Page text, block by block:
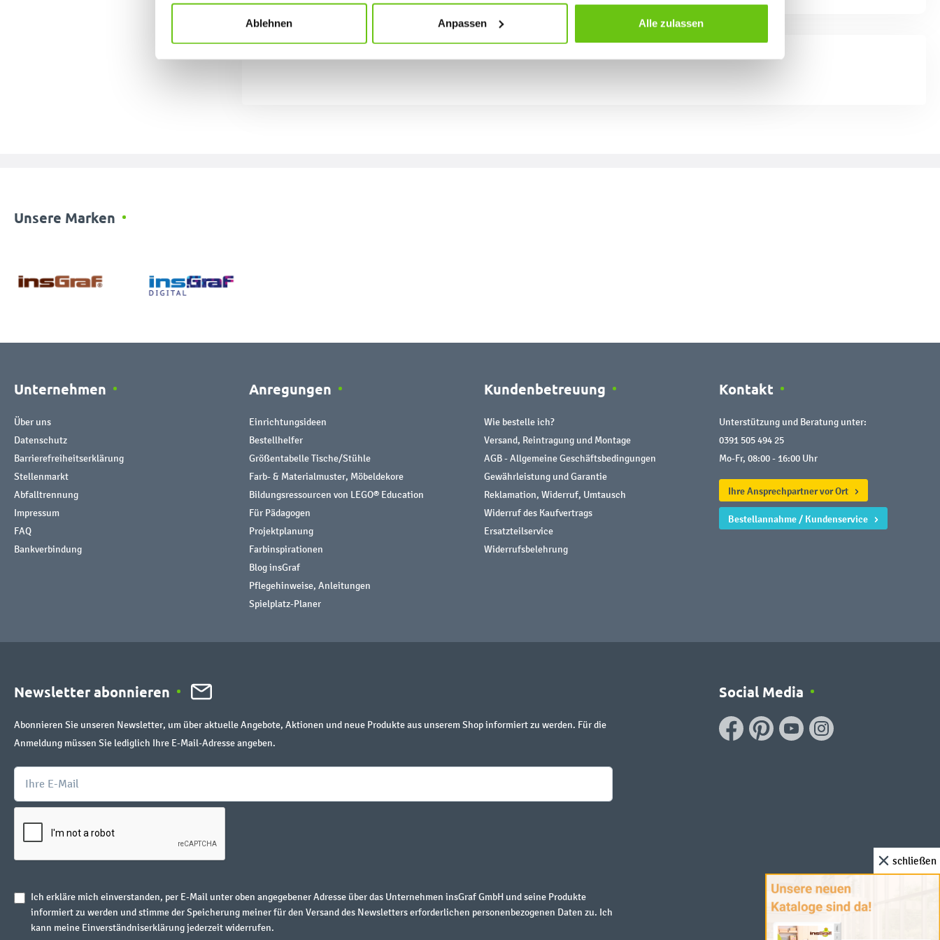
Ablehnen Anpassen Alle zulassen
Unsere Marken
Unternehmen
Über uns
Datenschutz
Barrierefreiheitserklärung
Stellenmarkt
Abfalltrennung
Impressum
FAQ
Bankverbindung
Anregungen
Einrichtungsideen
Bestellhelfer
Größentabelle Tische/Stühle
Farb- & Materialmuster, Möbeldekore
Bildungsressourcen von LEGO® Education
Für Pädagogen
Projektplanung
Farbinspirationen
Blog insGraf
Pflegehinweise, Anleitungen
Spielplatz-Planer
Kundenbetreuung
Wie bestelle ich?
Versand, Reintragung und Montage
AGB - Allgemeine Geschäftsbedingungen
Gewährleistung und Garantie
Reklamation, Widerruf, Umtausch
Widerruf des Kaufvertrags
Ersatzteilservice
Widerrufsbelehrung
Kontakt
Unterstützung und Beratung unter:
0391 505 494 25
Mo-Fr, 08:00 - 16:00 Uhr
Ihre Ansprechpartner vor Ort
Bestellannahme / Kundenservice
Newsletter abonnieren
Abonnieren Sie unseren Newsletter, um über aktuelle Angebote, Aktionen und neue Produkte aus unserem Shop informiert zu werden. Für die
Anmeldung müssen Sie lediglich Ihre E-Mail-Adresse angeben.
Ich erkläre mich einverstanden, per E-Mail unter oben angegebener Adresse über das Unternehmen insGraf GmbH und seine Produkte
informiert zu werden und stimme der Speicherung meiner für den Versand des Newsletters erforderlichen personenbezogenen Daten zu. Ich
kann meine Einverständniserklärung jederzeit widerrufen.
Social Media
schließen